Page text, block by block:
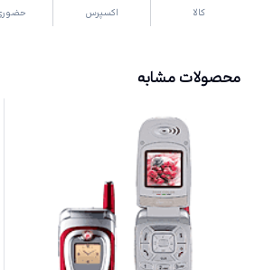
کالا
اکسپرس
حضوری
محصولات مشابه